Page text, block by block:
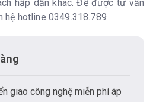
hấp dẫn khác. Để được tư vấn
hệ hotline 0349.318.789
giao công nghệ miễn phí áp